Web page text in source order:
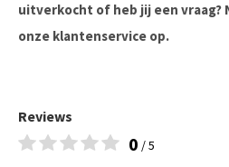
uitverkocht of heb jij een vraag?
onze klantenservice op.
Reviews
0 / 5